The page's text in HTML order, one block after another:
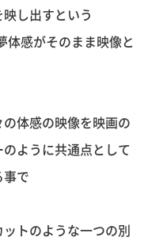
し出すという
感がそのまま映像と
体感の映像を映画の
ように共通点として
で
トのような一つの別